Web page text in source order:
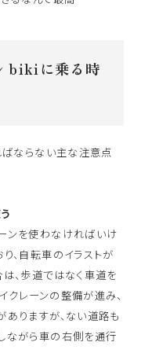
bikiに乗る時
ならない主な注意点
ンを使わなければいけ
、自転車のイラストが
、歩道ではなく車道を
クレーンの整備が進み、
りますが、ない道路も
ながら車の右側を通行